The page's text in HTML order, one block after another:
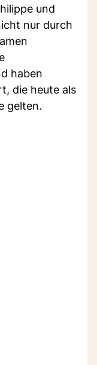
und
nur durch
haben
die heute als
gelten.